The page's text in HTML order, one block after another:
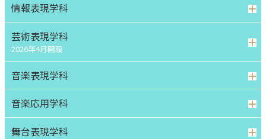
情報表現学科
芸術表現学科
2026年4月開設
音楽表現学科
音楽応用学科
舞台表現学科